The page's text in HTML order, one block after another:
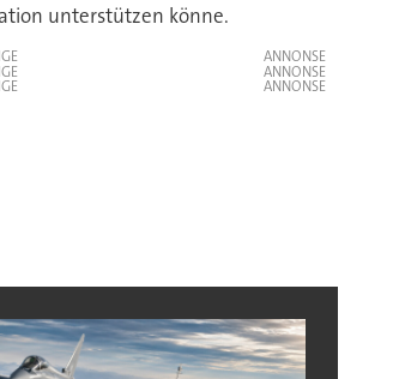
unterstützen könne.